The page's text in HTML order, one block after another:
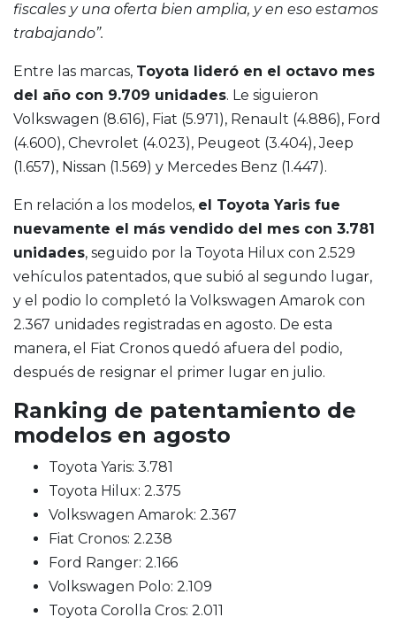
fiscales y una oferta bien amplia, y en eso estamos
trabajando”.
Entre las marcas, Toyota lideró en el octavo mes
del año con 9.709 unidades. Le siguieron
Volkswagen (8.616), Fiat (5.971), Renault (4.886), Ford
(4.600), Chevrolet (4.023), Peugeot (3.404), Jeep
(1.657), Nissan (1.569) y Mercedes Benz (1.447).
En relación a los modelos, el Toyota Yaris fue
nuevamente el más vendido del mes con 3.781
unidades, seguido por la Toyota Hilux con 2.529
vehículos patentados, que subió al segundo lugar,
y el podio lo completó la Volkswagen Amarok con
2.367 unidades registradas en agosto. De esta
manera, el Fiat Cronos quedó afuera del podio,
después de resignar el primer lugar en julio.
Ranking de patentamiento de
modelos en agosto
Toyota Yaris: 3.781
Toyota Hilux: 2.375
Volkswagen Amarok: 2.367
Fiat Cronos: 2.238
Ford Ranger: 2.166
Volkswagen Polo: 2.109
Toyota Corolla Cros: 2.011